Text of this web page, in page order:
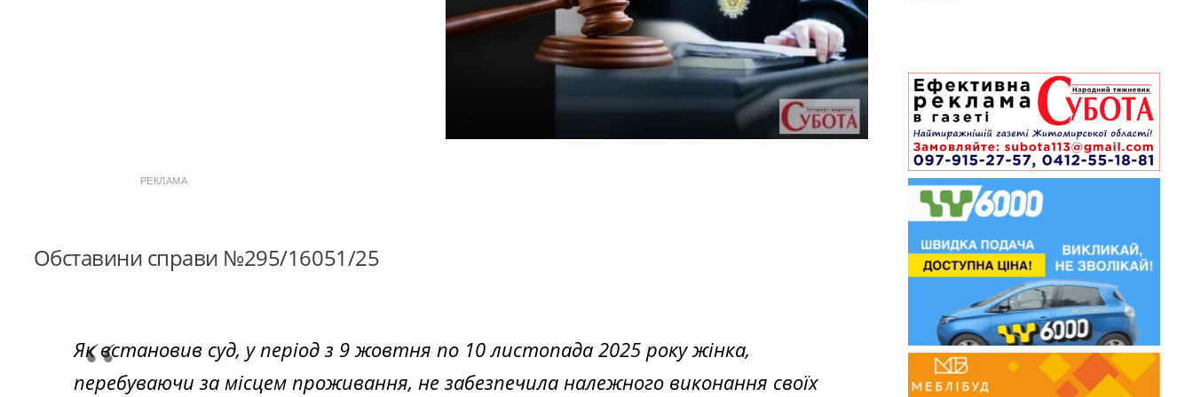
РЕКЛАМА
Обставини справи №295/16051/25
Як встановив суд, у період з 9 жовтня по 10 листопада 2025 року жінка,
перебуваючи за місцем проживання, не забезпечила належного виконання своїх